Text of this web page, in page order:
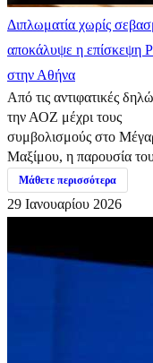
Διπλωματία χωρίς
αποκάλυψε η επίσκεψη
στην Αθήνα
Από τις αντιφατικές
την ΑΟΖ μέχρι τους
συμβολισμούς στο
Μαξίμου, η παρουσία
Μάθετε περισσότερα
29 Ιανουαρίου 2026